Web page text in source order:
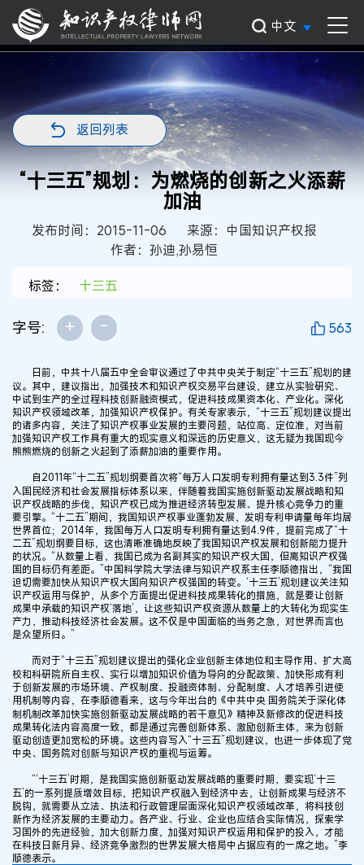
中文
返回列表
“十三五”规划：为燃烧的创新之火添薪
加油
发布时间：2015-11-06
来源：中国知识产权报
作者：孙迪,孙易恒
标签：
十三五
字号: + - 563
日前，中共十八届五中全会审议通过了中共中央关于制定“十三五”规划的建
议。其中，建议指出，加强技术和知识产权交易平台建设，建立从实验研究、
中试到生产的全过程科技创新融资模式，促进科技成果资本化、产业化。深化
知识产权领域改革，加强知识产权保护。有关专家表示，“十三五”规划建议提出
的诸多内容，关注了知识产权事业发展的主要问题，站位高、定位准，对当前
加强知识产权工作具有重大的现实意义和深远的历史意义，这无疑为我国现今
熊熊燃烧的创新之火起到了添薪加油的重要作用。
自2011年“十二五”规划纲要首次将“每万人口发明专利拥有量达到3.3件”列
入国民经济和社会发展指标体系以来，伴随着我国实施创新驱动发展战略和知
识产权战略的步伐，知识产权已成为推进经济转型发展、提升核心竞争力的重
要引擎。“十二五”期间，我国知识产权事业蓬勃发展，发明专利申请量每年均居
世界首位；2014年，我国每万人口发明专利拥有量达到4.9件，提前完成了“十
二五”规划纲要目标，这也清晰准确地反映了我国知识产权发展和创新能力提升
的状况。“从数量上看，我国已成为名副其实的知识产权大国，但离知识产权强
国的目标仍有差距。”中国科学院大学法律与知识产权系主任李顺德指出，“我国
迫切需要加快从知识产权大国向知识产权强国的转变。‘十三五’规划建议关注知
识产权运用与保护，从多个方面提出促进科技成果转化的措施，就是要让创新
成果中承载的知识产权‘落地’，让这些知识产权资源从数量上的大转化为现实生
产力，推动科技经济社会发展。这不仅是中国面临的当务之急，对世界而言也
是众望所归。”
而对于“十三五”规划建议提出的强化企业创新主体地位和主导作用、扩大高
校和科研院所自主权、实行以增加知识价值为导向的分配政策、加快形成有利
于创新发展的市场环境、产权制度、投融资体制、分配制度、人才培养引进使
用机制等内容，在李顺德看来，这与今年出台的《中共中央 国务院关于深化体
制机制改革加快实施创新驱动发展战略的若干意见》精神及新修改的促进科技
成果转化法内容高度一致，都是通过完善创新体系、激励创新主体，来为创新
驱动创造更加宽松的环境。这些内容写入“十三五”规划建议，也进一步体现了党
中央、国务院对创新与知识产权的重视与运筹。
“‘十三五’时期，是我国实施创新驱动发展战略的重要时期，要实现‘十三
五’的一系列提质增效目标，把知识产权融入到经济中去，让创新成果与经济不
脱钩，就需要从立法、执法和行政管理层面深化知识产权领域改革，将科技创
新作为经济发展的主要动力。各产业、行业、企业也应结合实际情况，探索学
习国外的先进经验，加大创新力度，加强对知识产权运用和保护的投入，才能
在科技日新月异、经济竞争激烈的世界发展大格局中占据应有的一席之地。”李
顺德表示。